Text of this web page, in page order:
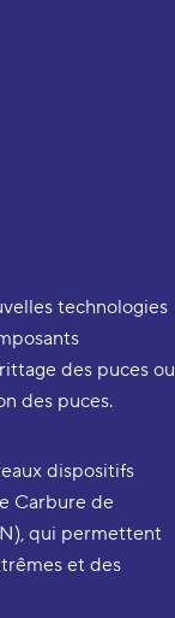
technologies
des puces ou
des puces.
dispositifs
Carbure de
qui permettent
et des